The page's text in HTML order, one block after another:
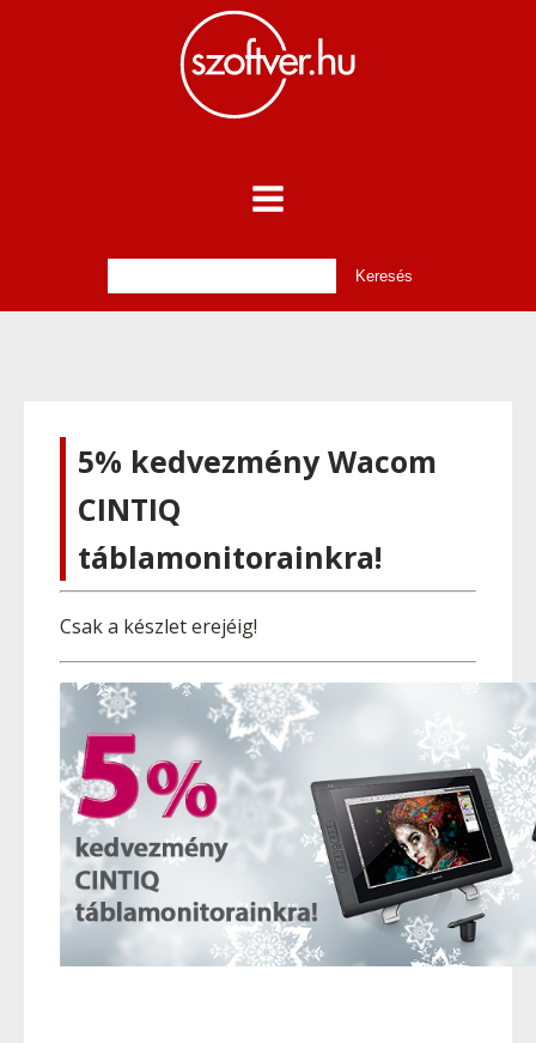
5% kedvezmény Wacom
CINTIQ
táblamonitorainkra!
Csak a készlet erejéig!